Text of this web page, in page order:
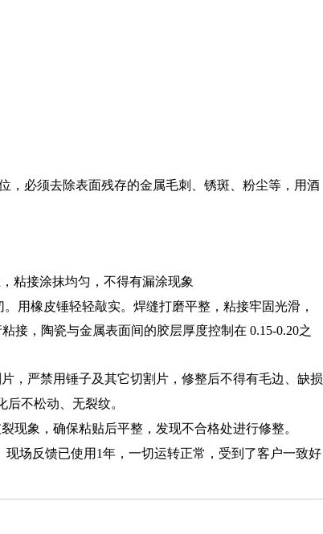
，必须去除表面残存的金属毛刺、锈斑、粉尘等，用酒
粘接涂抹均匀，不得有漏涂现象
用橡皮锤轻轻敲实。焊缝打磨平整，粘接牢固光滑，
接，陶瓷与金属表面间的胶层厚度控制在 0.15-0.20之
，严禁用锤子及其它切割片，修整后不得有毛边、缺损
后不松动、无裂纹。
现象，确保粘贴后平整，发现不合格处进行修整。
现场反馈已使用 1年 ，一切运转正常，受到了客户一致好